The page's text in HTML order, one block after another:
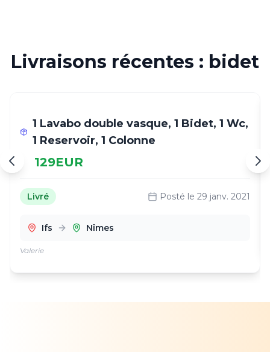
Livraisons récentes : bidet
1 Lavabo double vasque, 1 Bidet, 1 Wc,
1 Reservoir, 1 Colonne
129EUR
Livré Posté le 29 janv. 2021
Ifs Nîmes
Valerie